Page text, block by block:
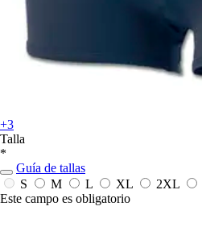
+3
Talla
*
Guía de tallas
S
M L XL 2XL
Este campo es obligatorio